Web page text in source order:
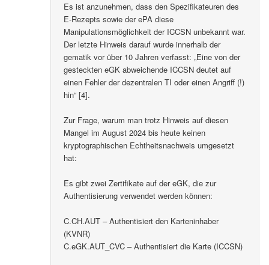
Es ist anzunehmen, dass den Spezifikateuren des
E-Rezepts sowie der ePA diese
Manipulationsmöglichkeit der ICCSN unbekannt war.
Der letzte Hinweis darauf wurde innerhalb der
gematik vor über 10 Jahren verfasst: „Eine von der
gesteckten eGK abweichende ICCSN deutet auf
einen Fehler der dezentralen TI oder einen Angriff (!)
hin“ [4].
Zur Frage, warum man trotz Hinweis auf diesen
Mangel im August 2024 bis heute keinen
kryptographischen Echtheitsnachweis umgesetzt
hat:
Es gibt zwei Zertifikate auf der eGK, die zur
Authentisierung verwendet werden können:
C.CH.AUT – Authentisiert den Karteninhaber
(KVNR)
C.eGK.AUT_CVC – Authentisiert die Karte (ICCSN)